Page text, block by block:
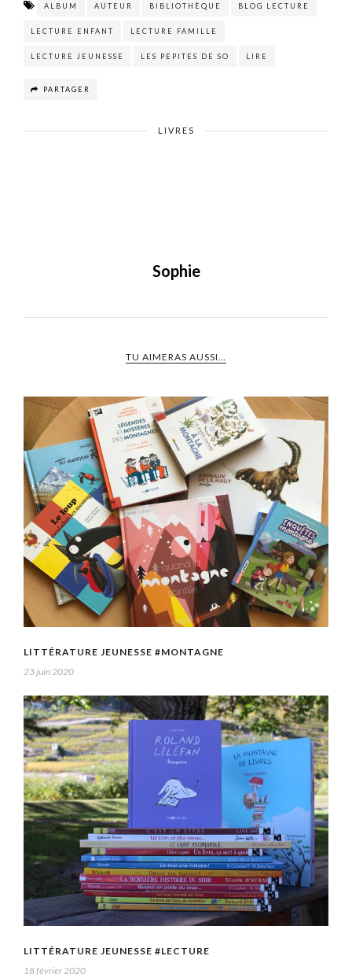
ALBUM AUTEUR BIBLIOTHÈQUE BLOG LECTURE
LECTURE ENFANT LECTURE FAMILLE
LECTURE JEUNESSE LES PEPITES DE SO LIRE
PARTAGER
LIVRES
Sophie
TU AIMERAS AUSSI…
LITTÉRATURE JEUNESSE #MONTAGNE
23 juin 2020
LITTÉRATURE JEUNESSE #LECTURE
18 février 2020